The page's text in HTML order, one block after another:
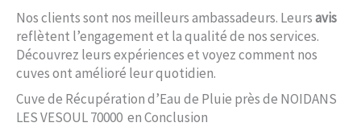
Nos clients sont nos meilleurs ambassadeurs. Leursavis
reflètent l’engagement et la qualité de nos services.
Découvrez leurs expériences et voyez comment nos
cuves ont amélioré leur quotidien.
Cuve de Récupération d’Eau de Pluie près de NOIDANS
LES VESOUL 70000 en Conclusion